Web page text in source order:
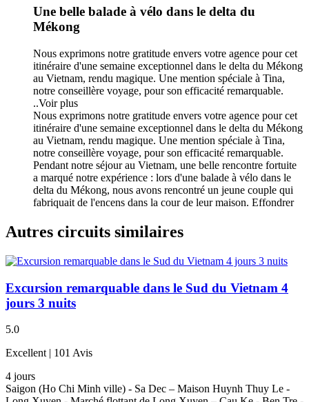
Une belle balade à vélo dans le delta du
Mékong
Nous exprimons notre gratitude envers votre agence pour cet
itinéraire d'une semaine exceptionnel dans le delta du Mékong
au Vietnam, rendu magique. Une mention spéciale à Tina,
notre conseillère voyage, pour son efficacité remarquable.
..Voir plus
Nous exprimons notre gratitude envers votre agence pour cet
itinéraire d'une semaine exceptionnel dans le delta du Mékong
au Vietnam, rendu magique. Une mention spéciale à Tina,
notre conseillère voyage, pour son efficacité remarquable.
Pendant notre séjour au Vietnam, une belle rencontre fortuite
a marqué notre expérience : lors d'une balade à vélo dans le
delta du Mékong, nous avons rencontré un jeune couple qui
fabriquait de l'encens dans la cour de leur maison. Effondrer
Autres circuits similaires
Excursion remarquable dans le Sud du Vietnam 4
jours 3 nuits
5.0
Excellent | 101 Avis
4 jours
Saigon (Ho Chi Minh ville) - Sa Dec – Maison Huynh Thuy Le -